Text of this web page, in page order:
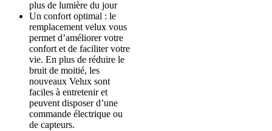
plus de lumière du jour
Un confort optimal : le
remplacement velux vous
permet d’améliorer votre
confort et de faciliter votre
vie. En plus de réduire le
bruit de moitié, les
nouveaux Velux sont
faciles à entretenir et
peuvent disposer d’une
commande électrique ou
de capteurs.